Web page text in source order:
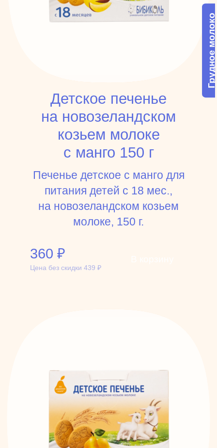
Детское печенье
на новозеландском
козьем молоке
с манго 150 г
Печенье детское с манго для
питания детей с 18 мес.,
на новозеландском козьем
молоке, 150 г.
360 ₽
Цена без скидки439 ₽
Грудное молоко